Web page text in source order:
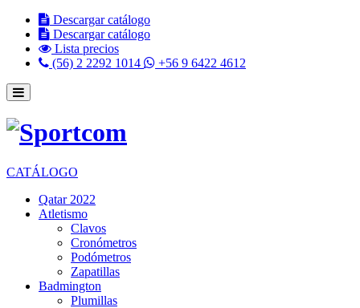
Descargar catálogo
Descargar catálogo
Lista precios
(56) 2 2292 1014
+56 9 6422 4612
CATÁLOGO
Qatar 2022
Atletismo
Clavos
Cronómetros
Podómetros
Zapatillas
Badmington
Plumillas